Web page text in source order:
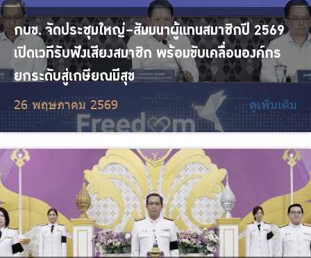
กบข. จัดประชุมใหญ่–สัมมนาผู้แทนสมาชิกปี 2569
เปิดเวทีรับฟังเสียงสมาชิก พร้อมขับเคลื่อนองค์กร
ยกระดับสู่เกษียณมีสุข
26 พฤษภาคม 2569 ดูเพิ่มเติม